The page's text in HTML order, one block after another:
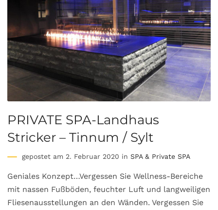
PRIVATE SPA-Landhaus
Stricker – Tinnum / Sylt
gepostet am 2. Februar 2020 in SPA & Private SPA
Geniales Konzept…Vergessen Sie Wellness-Bereiche
mit nassen Fußböden, feuchter Luft und langweiligen
Fliesenausstellungen an den Wänden. Vergessen Sie